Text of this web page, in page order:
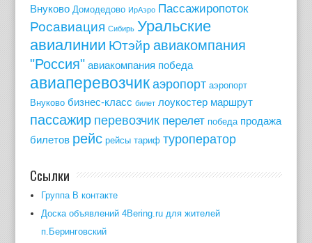
Внуково Домодедово ИрАэро Пассажиропоток
Росавиация Сибирь Уральские
авиалинии Ютэйр авиакомпания
"Россия" авиакомпания победа
авиаперевозчик аэропорт аэропорт
Внуково бизнес-класс билет лоукостер маршрут
пассажир перевозчик перелет победа продажа
билетов рейс рейсы тариф туроператор
Ссылки
Группа В контакте
Доска объявлений 4Bering.ru для жителей
п.Беринговский